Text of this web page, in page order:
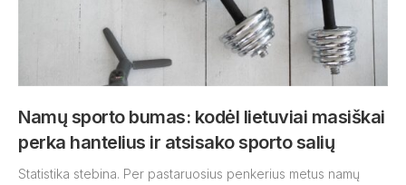
Namų sporto bumas: kodėl lietuviai masiškai
perka hantelius ir atsisako sporto salių
Statistika stebina. Per pastaruosius penkerius metus namų